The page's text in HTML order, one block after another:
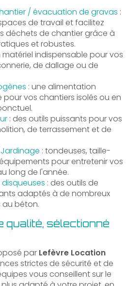
/ évacuation de gravas :
de travail et facilitez
déchets de chantier grâce à
et robustes.
matériel indispensable pour vos
de dallage ou de
: une alimentation
pour vos chantiers isolés ou en
: des outils puissants pour vos
de terrassement et de
: tondeuses, taille-
pour entretenir vos
long de l'année.
: des outils de
adaptés à de nombreux
au béton.
qualité, sélectionné
par Lefèvre Location
strictes de sécurité et de
vous conseillent sur le